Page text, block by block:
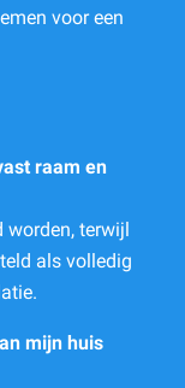
voor een
raam en
terwijl
als volledig
mijn huis